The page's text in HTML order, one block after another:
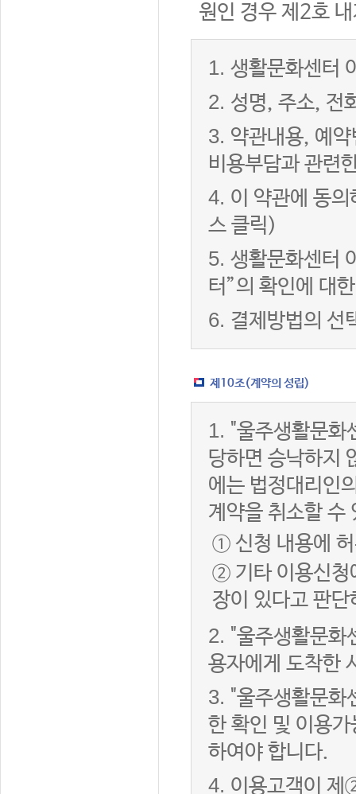
원인 경우 제2호
1. 생활문화센터
2. 성명, 주소, 전
3. 약관내용, 예
비용부담과 관련
4. 이 약관에 동
스 클릭)
5. 생활문화센터
터”의 확인에 대
6. 결제방법의 선
제10조(계약의 성립)
1. "울주생활문화
당하면 승낙하지
에는 법정대리인
계약을 취소할 수
① 신청 내용에
② 기타 이용신청
장이 있다고 판단
2. "울주생활문화
용자에게 도착한
3. "울주생활문화
한 확인 및 이용
하여야 합니다.
4. 이용고객이 제